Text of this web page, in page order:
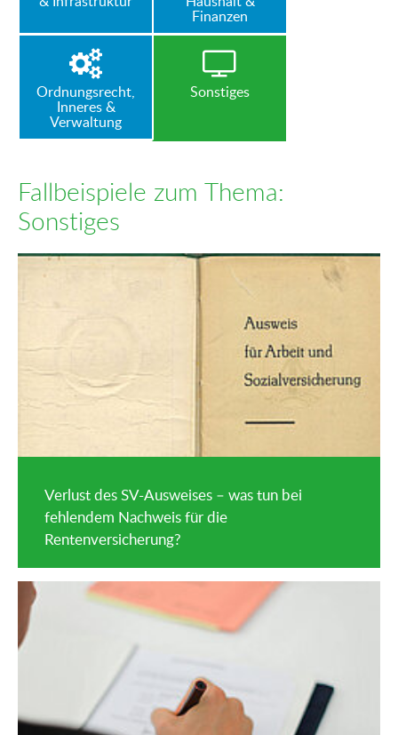
Finanzen
Ordnungsrecht,
Inneres &
Verwaltung
Sonstiges
Fallbeispiele zum Thema:
Sonstiges
Verlust des SV-Ausweises – was tun bei
fehlendem Nachweis für die
Rentenversicherung?